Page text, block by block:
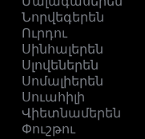
Նորվեգերեն
Ուրդու
Սինհալերեն
Սլովեներեն
Սոմալիերեն
Սուահիլի
Վիետնամերեն
Փուշթու